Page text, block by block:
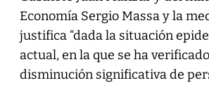
Economía Sergio Massa y la
justifica “dada la situación
actual, en la que se ha
disminución significativa de